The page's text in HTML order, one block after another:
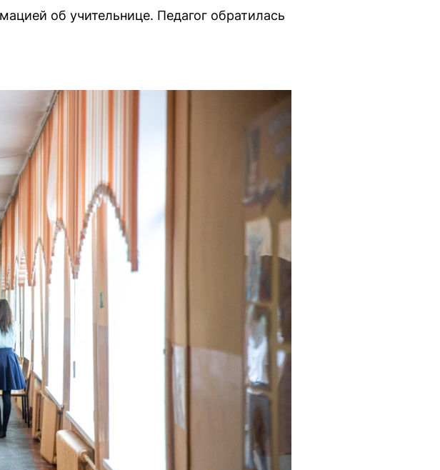
об учительнице. Педагог обратилась